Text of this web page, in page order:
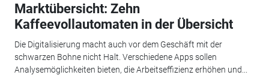
Marktübersicht: Zehn
Kaffeevollautomaten in der Übersicht
Die Digitalisierung macht auch vor dem Geschäft mit der
schwarzen Bohne nicht Halt. Verschiedene Apps sollen
Analysemöglichkeiten bieten, die ­Arbeitseffizienz erhöhen und...